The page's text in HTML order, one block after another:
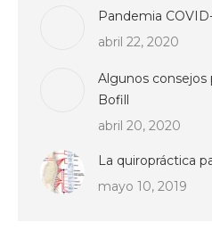
Pandemia
abril 22, 2020
Algunos consejos
Bofill
abril 20, 2020
La quiropráctica
mayo 10, 2019